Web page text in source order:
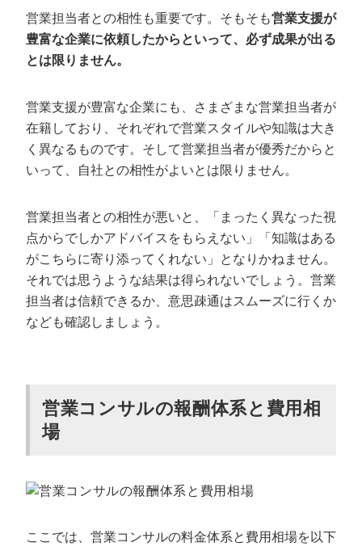
営業担当者との相性も重要です。そもそも営業支援が
豊富な企業に依頼したからといって、必ず成果が出る
とは限りません。
営業支援が豊富な企業にも、さまざまな営業担当者が
在籍しており、それぞれで営業スタイルや知識は大き
く異なるものです。そして営業担当者が優秀だからと
いって、自社との相性がよいとは限りません。
営業担当者との相性が悪いと、「まったく異なった視
点からでしかアドバイスをもらえない」「知識はある
がこちらに寄り添ってくれない」となりかねません。
それでは思うような結果は得られないでしょう。営業
担当者は信頼できるか、意思疎通はスムーズに行くか
なども確認しましょう。
営業コンサルの報酬体系と費用相
場
ここでは、営業コンサルの料金体系と費用相場を以下